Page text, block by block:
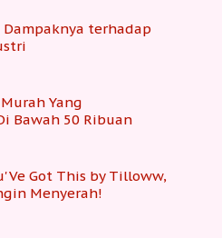
Dampaknya terhadap
Yang
Bawah 50 Ribuan
Got This by Tilloww,
Menyerah!